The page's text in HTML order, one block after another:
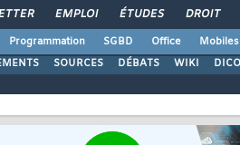
EMPLOI ÉTUDES DROIT
Programmation SGBD Office Mobiles
SOURCES DÉBATS WIKI DICO